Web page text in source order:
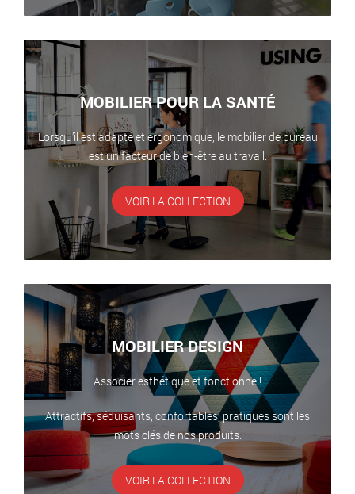
MOBILIER POUR LA SANTÉ
Lorsqu’il est adapté et ergonomique, le mobilier de bureau
est un facteur de bien-être au travail.
VOIR LA COLLECTION
MOBILIER DESIGN
Associer esthétique et fonctionnel!
Attractifs, séduisants, confortables, pratiques sont les
mots clés de nos produits.
VOIR LA COLLECTION